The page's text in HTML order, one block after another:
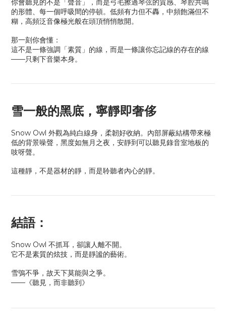
你會聽見的不是「聲音」，而是弓毛擦過琴弦的質感、琴腔共鳴
的形體、每一個呼吸間的停頓。低頻有力但不轟，中頻飽滿但不
糊，高頻泛音像極光般在頭頂悄悄散開。
那一刻你會懂：
這不是一條強調「素質」的線，而是一條讓你忘記線的存在的線
——只剩下音樂本身。
雪一般的黑底，寧靜即奢侈
Snow Owl 外觀為純白線身，柔韌好收納。內部屏蔽結構帶來極
低的背景噪聲，黑度如無月之夜，安靜到可以聽見錄音室地板的
吱呀聲。
這種靜，不是器材的靜，而是聆聽者內心的靜。
結語：
Snow Owl 不抓耳，卻讓人離不開。
它不是素質的炫技，而是靜謐的藝術。
雪鴞不爭，故天下莫能與之爭。
—— 《聽見，而非聽到》